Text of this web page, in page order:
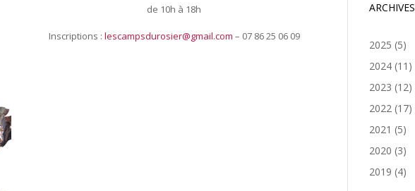
de 10h à 18h
Inscriptions : lescampsdurosier@gmail.com – 07 86 25 06 09
ARCHIVES
2025 (5)
2024 (11)
2023 (12)
2022 (17)
2021 (5)
2020 (3)
2019 (4)